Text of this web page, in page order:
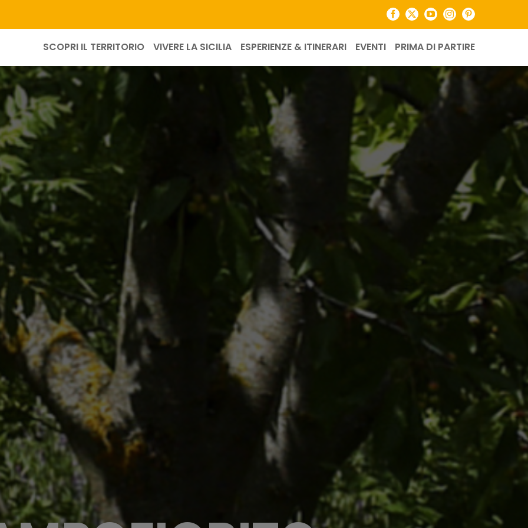
Facebook
X YouTubeInstagramPinterest
SCOPRI IL TERRITORIO VIVERE LA SICILIA ESPERIENZE & ITINERARI EVENTI PRIMA DI PARTIRE